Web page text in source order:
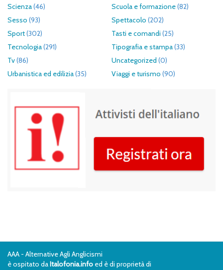
Scienza(46) Scuola e formazione(82)
Sesso (93) Spettacolo (202)
Sport(302) Tasti e comandi (25)
Tecnologia(291) Tipografia e stampa(33)
Tv(86) Uncategorized (0)
Urbanistica ed edilizia(35) Viaggi e turismo (90)
AAA - Alternative Agli Anglicismi
è ospitato daItalofonia.info ed è di proprietà di